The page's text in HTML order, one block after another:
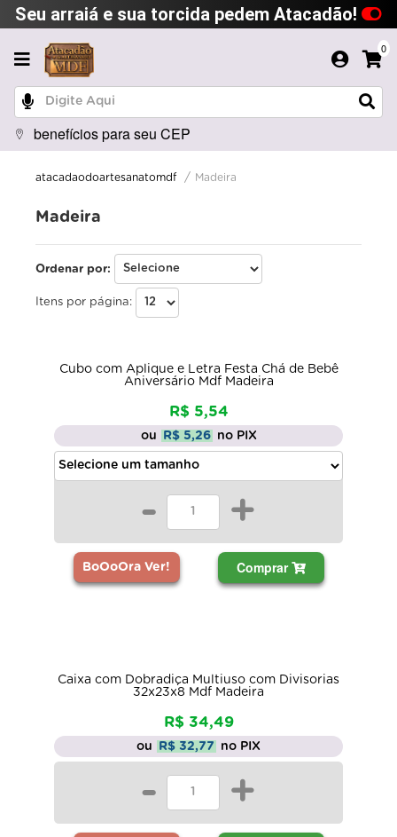
Seu arraiá e sua torcida pedem Atacadão!
0
benefícios para seu CEP
atacadaodoartesanatomdf Madeira
Madeira
Ordenar por:
Itens por página:
Cubo com Aplique e Letra Festa Chá de Bebê
Aniversário Mdf Madeira
R$ 5,54
ou R$ 5,26 no PIX
- +
BoOoOra Ver! Comprar
Caixa com Dobradiça Multiuso com Divisorias
32x23x8 Mdf Madeira
R$ 34,49
ou R$ 32,77 no PIX
- +